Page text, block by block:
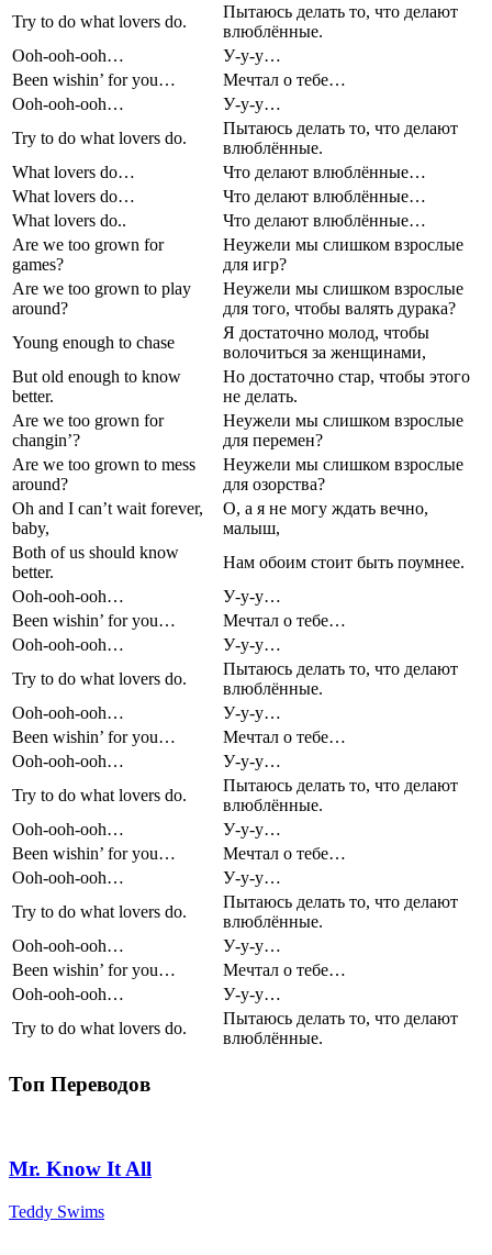
Try to do what lovers do.
Пытаюсь делать то, что делают
влюблённые.
Ooh-ooh-ooh…
У-у-у…
Been wishin’ for you…
Мечтал о тебе…
Ooh-ooh-ooh…
У-у-у…
Try to do what lovers do.
Пытаюсь делать то, что делают
влюблённые.
What lovers do…
Что делают влюблённые…
What lovers do…
Что делают влюблённые…
What lovers do..
Что делают влюблённые…
Are we too grown for
games?
Неужели мы слишком взрослые
для игр?
Are we too grown to play
around?
Неужели мы слишком взрослые
для того, чтобы валять дурака?
Young enough to chase
Я достаточно молод, чтобы
волочиться за женщинами,
But old enough to know
better.
Но достаточно стар, чтобы этого
не делать.
Are we too grown for
changin’?
Неужели мы слишком взрослые
для перемен?
Are we too grown to mess
around?
Неужели мы слишком взрослые
для озорства?
Oh and I can’t wait forever,
baby,
О, а я не могу ждать вечно,
малыш,
Both of us should know
better.
Нам обоим стоит быть поумнее.
Ooh-ooh-ooh…
У-у-у…
Been wishin’ for you…
Мечтал о тебе…
Ooh-ooh-ooh…
У-у-у…
Try to do what lovers do.
Пытаюсь делать то, что делают
влюблённые.
Ooh-ooh-ooh…
У-у-у…
Been wishin’ for you…
Мечтал о тебе…
Ooh-ooh-ooh…
У-у-у…
Try to do what lovers do.
Пытаюсь делать то, что делают
влюблённые.
Ooh-ooh-ooh…
У-у-у…
Been wishin’ for you…
Мечтал о тебе…
Ooh-ooh-ooh…
У-у-у…
Try to do what lovers do.
Пытаюсь делать то, что делают
влюблённые.
Ooh-ooh-ooh…
У-у-у…
Been wishin’ for you…
Мечтал о тебе…
Ooh-ooh-ooh…
У-у-у…
Try to do what lovers do.
Пытаюсь делать то, что делают
влюблённые.
Топ Переводов
Mr. Know It All
Teddy Swims